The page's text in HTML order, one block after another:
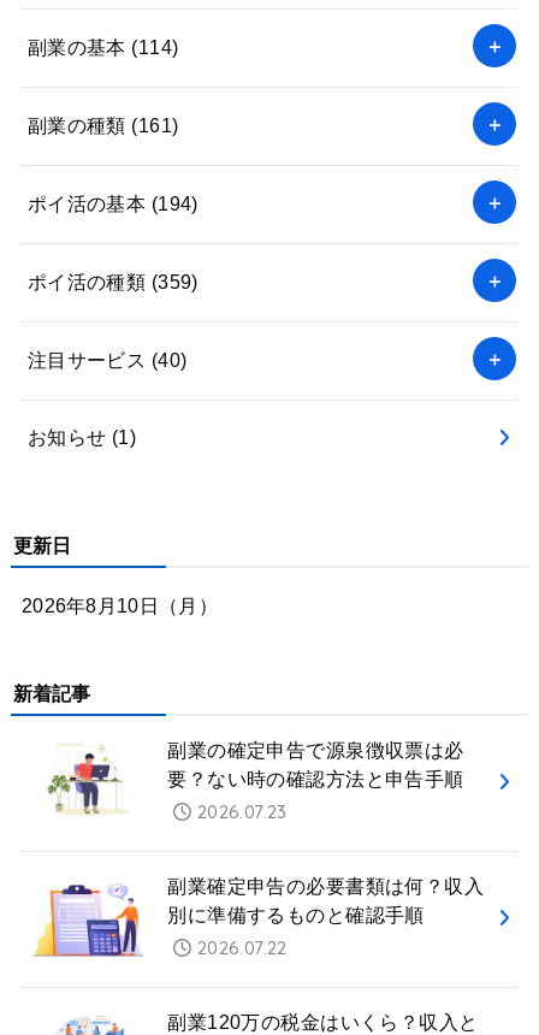
副業の基本 (114)
副業の種類 (161)
ポイ活の基本 (194)
ポイ活の種類 (359)
注目サービス (40)
お知らせ (1)
更新日
2026年8月10日（月）
新着記事
副業の確定申告で源泉徴収票は必
要？ない時の確認方法と申告手順
2026.07.23
副業確定申告の必要書類は何？収入
別に準備するものと確認手順
2026.07.22
副業120万の税金はいくら？収入と